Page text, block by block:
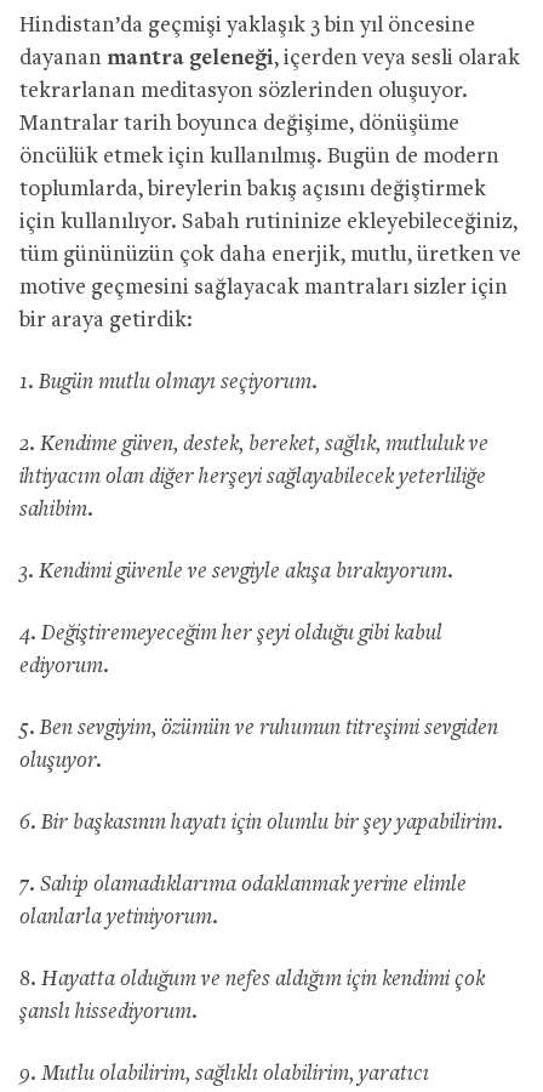
Hindistan’da geçmişi yaklaşık 3 bin yıl öncesine
dayanan mantra geleneği, içerden veya sesli olarak
tekrarlanan meditasyon sözlerinden oluşuyor.
Mantralar tarih boyunca değişime, dönüşüme
öncülük etmek için kullanılmış. Bugün de modern
toplumlarda, bireylerin bakış açısını değiştirmek
için kullanılıyor. Sabah rutininize ekleyebileceğiniz,
tüm gününüzün çok daha enerjik, mutlu, üretken ve
motive geçmesini sağlayacak mantraları sizler için
bir araya getirdik:
1. Bugün mutlu olmayı seçiyorum.
2. Kendime güven, destek, bereket, sağlık, mutluluk ve
ihtiyacım olan diğer herşeyi sağlayabilecek yeterliliğe
sahibim.
3. Kendimi güvenle ve sevgiyle akışa bırakıyorum.
4. Değiştiremeyeceğim her şeyi olduğu gibi kabul
ediyorum.
5. Ben sevgiyim, özümün ve ruhumun titreşimi sevgiden
oluşuyor.
6. Bir başkasının hayatı için olumlu bir şey yapabilirim.
7. Sahip olamadıklarıma odaklanmak yerine elimle
olanlarla yetiniyorum.
8. Hayatta olduğum ve nefes aldığım için kendimi çok
şanslı hissediyorum.
9. Mutlu olabilirim, sağlıklı olabilirim, yaratıcı